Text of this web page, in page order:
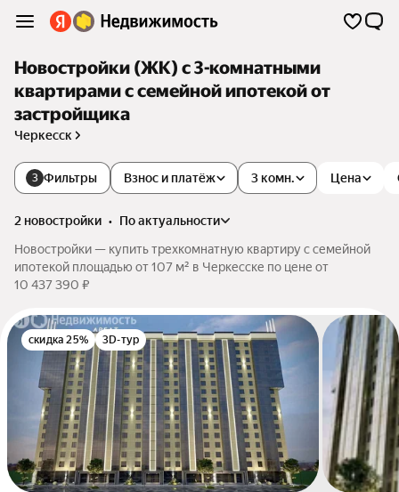
Новостройки (ЖК) с 3-комнатными
квартирами с семейной ипотекой от
застройщика
Черкесск
3 Фильтры Цена
Взнос и платёж 3 комн.
2 новостройки •
по актуальности
Новостройки — купить трехкомнатную квартиру с семейной
ипотекой площадью от 107 м² в Черкесске по цене от
10 437 390 ₽
скидка 25% 3D-тур